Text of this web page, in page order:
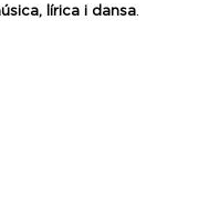
lírica i dansa.